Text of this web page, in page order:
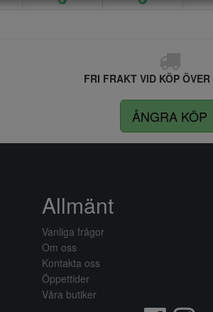
FRI FRAKT VID KÖP
ÅNGRA KÖP
Allmänt
Vanliga frågor
Om oss
Kontakta oss
Öppettider
Våra butiker